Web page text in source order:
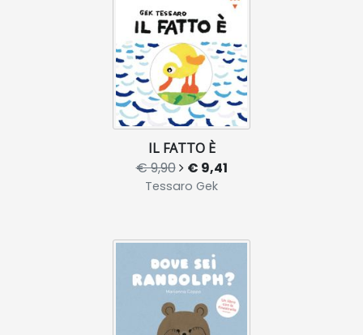
IL FATTO È
€ 9,90 € 9,41
Tessaro Gek